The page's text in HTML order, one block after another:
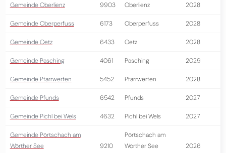
Gemeinde Oberlienz 9903 Oberlienz 2028
Gemeinde Oberperfuss 6173 Oberperfuss 2028
Gemeinde Oetz 6433 Oetz 2028
Gemeinde Pasching 4061 Pasching 2029
Gemeinde Pfarrwerfen 5452 Pfarrwerfen 2028
Gemeinde Pfunds 6542 Pfunds 2027
Gemeinde Pichl bei Wels 4632 Pichl bei Wels 2027
Gemeinde Pörtschach am
Wörther See
9210
Pörtschach am
Wörther See
2026